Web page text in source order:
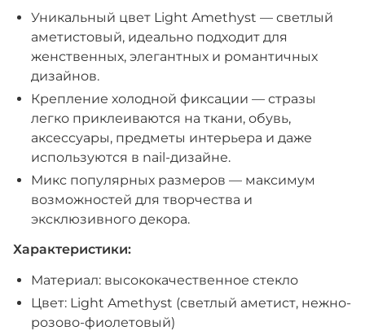
Уникальный цвет Light Amethyst — светлый
аметистовый, идеально подходит для
женственных, элегантных и романтичных
дизайнов.
Крепление холодной фиксации — стразы
легко приклеиваются на ткани, обувь,
аксессуары, предметы интерьера и даже
используются в nail-дизайне.
Микс популярных размеров — максимум
возможностей для творчества и
эксклюзивного декора.
Характеристики:
Материал: высококачественное стекло
Цвет: Light Amethyst (светлый аметист, нежно-
розово-фиолетовый)